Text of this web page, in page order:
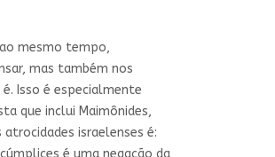
mesmo tempo,
mas também nos
Isso é especialmente
que inclui Maimônides,
israelenses é:
é uma negação da